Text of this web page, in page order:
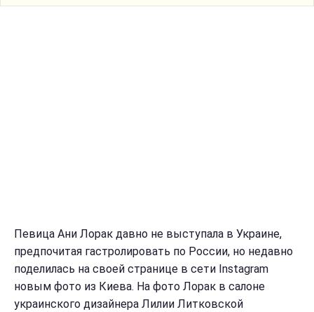
Певица Ани Лорак давно не выступала в Украине,
предпочитая гастролировать по России, но недавно
поделилась на своей странице в сети Instagram
новым фото из Киева. На фото Лорак в салоне
украинского дизайнера Лилии Литковской